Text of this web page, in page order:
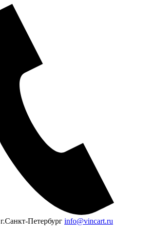
г.Санкт-Петербург info@vincart.ru